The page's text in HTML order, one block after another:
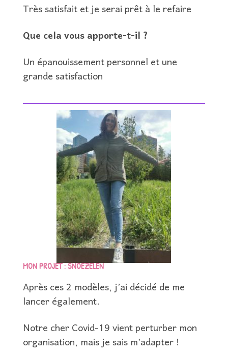
Très satisfait et je serai prêt à le refaire
Que cela vous apporte-t-il ?
Un épanouissement personnel et une
grande satisfaction
MON PROJET : SNOEZELEN
Après ces 2 modèles, j’ai décidé de me
lancer également.
Notre cher Covid-19 vient perturber mon
organisation, mais je sais m’adapter !